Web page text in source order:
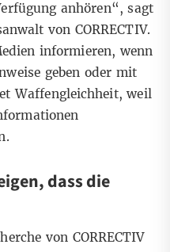
anhören“, sagt
von CORRECTIV.
informieren, wenn
geben oder mit
Waffengleichheit, weil
dass die
von CORRECTIV